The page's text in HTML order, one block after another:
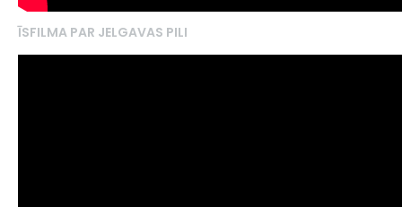
ĪSFILMA PAR JELGAVAS PILI